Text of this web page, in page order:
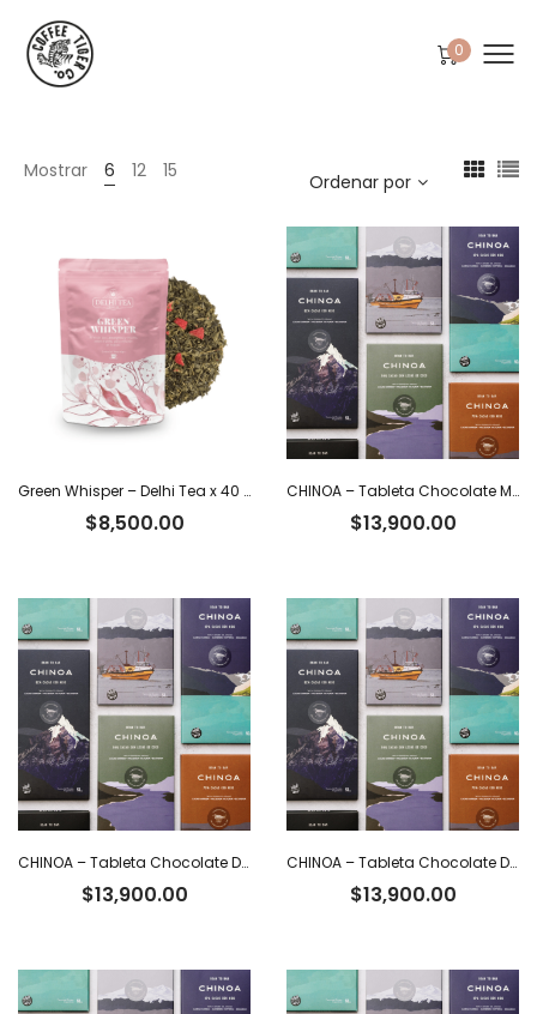
0
Mostrar 6 12 15 Ordenar por
Green Whisper – Delhi Tea x 40 g
$8,500.00
CHINOA – Tableta Chocolate Milk Dark 54% Cacao Ecuatoriano con Leche de Coco x 50 g
$13,900.00
CHINOA – Tableta Chocolate Dark 92% Cacao Ecuatoriano x 50 g
$13,900.00
CHINOA – Tableta Chocolate Dark 85% Cacao Ecuatoriano con Nibs x 50 g
$13,900.00